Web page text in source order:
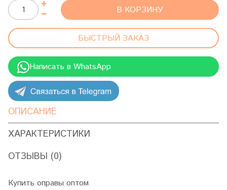
В КОРЗИНУ
БЫСТРЫЙ ЗАКАЗ
Написать в WhatsApp
ОПИСАНИЕ
ХАРАКТЕРИСТИКИ
ОТЗЫВЫ (0)
Купить оправы оптом